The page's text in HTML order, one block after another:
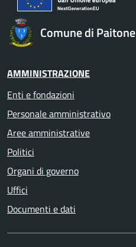
Comune di Paitone
AMMINISTRAZIONE
Enti e fondazioni
Personale amministrativo
Aree amministrative
Politici
Organi di governo
Uffici
Documenti e dati